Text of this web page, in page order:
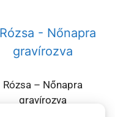
Rózsa – Nőnapra
gravírozva